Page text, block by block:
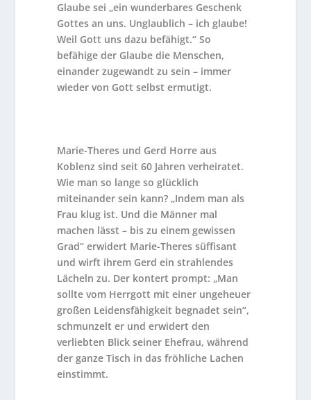
Glaube sei „ein wunderbares Geschenk
Gottes an uns. Unglaublich – ich glaube!
Weil Gott uns dazu befähigt.“ So
befähige der Glaube die Menschen,
einander zugewandt zu sein – immer
wieder von Gott selbst ermutigt.
Marie-Theres und Gerd Horre aus
Koblenz sind seit 60 Jahren verheiratet.
Wie man so lange so glücklich
miteinander sein kann? „Indem man als
Frau klug ist. Und die Männer mal
machen lässt – bis zu einem gewissen
Grad“ erwidert Marie-Theres süffisant
und wirft ihrem Gerd ein strahlendes
Lächeln zu. Der kontert prompt: „Man
sollte vom Herrgott mit einer ungeheuer
großen Leidensfähigkeit begnadet sein“,
schmunzelt er und erwidert den
verliebten Blick seiner Ehefrau, während
der ganze Tisch in das fröhliche Lachen
einstimmt.